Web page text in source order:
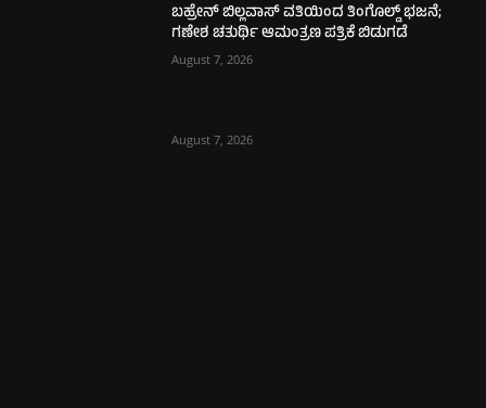
ಬಹ್ರೇನ್ ಬಿಲ್ಲವಾಸ್ ವತಿಯಿಂದ ತಿಂಗೊಲ್ಡ್ ಭಜನೆ;
ಗಣೇಶ ಚತುರ್ಥಿ ಆಮಂತ್ರಣ ಪತ್ರಿಕೆ ಬಿಡುಗಡೆ
August 7, 2026
August 7, 2026